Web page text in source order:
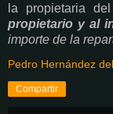
la propietaria
propietario y al
importe de la
Pedro Hernández
Compartir